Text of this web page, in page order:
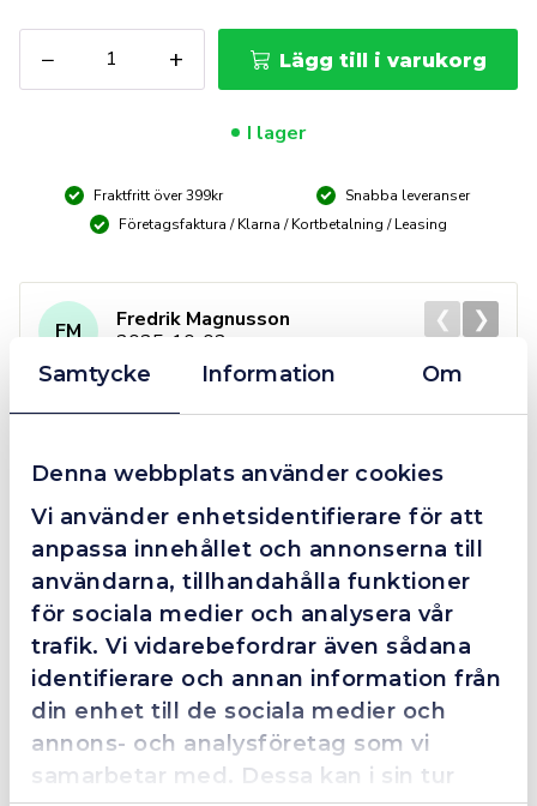
Samtycke Information Om
Denna webbplats använder cookies
Vi använder enhetsidentifierare för att
anpassa innehållet och annonserna till
användarna, tillhandahålla funktioner
för sociala medier och analysera vår
trafik. Vi vidarebefordrar även sådana
identifierare och annan information från
din enhet till de sociala medier och
annons- och analysföretag som vi
samarbetar med. Dessa kan i sin tur
−
Expert
märkpenna
+ Lägg till i varukorg
I lager
Fraktfritt över 399kr
Snabba leveranser
Företagsfaktura / Klarna / Kortbetalning / Leasing
10 Reviews
FM
Fredrik Magnusson
2025-10-02
Grym service!
Dom här grabbarna är definitionen av serviceminded.
Trots en billigare order, som det blev lite strul med,
så agerade dom blixtsnabbt och löste det långt över
förväntan. Hade kontakt med Alexander, som förtjänar
en extra guldstjärna.
❮ ❯